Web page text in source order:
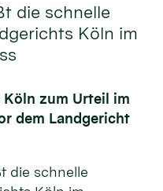
die schnelle
Köln im
zum Urteil im
dem Landgericht
die schnelle